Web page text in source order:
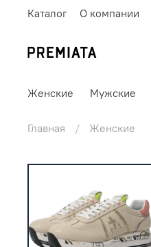
Каталог О компании
Женские Мужские
Главная Женские